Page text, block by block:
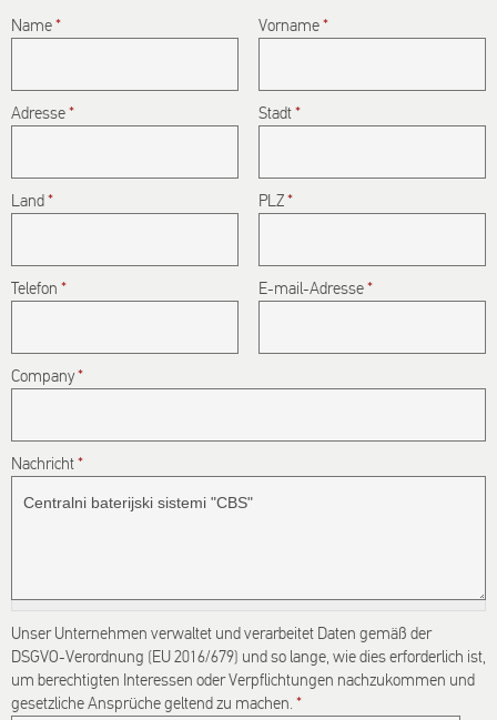
Name* Vorname*
Adresse* Stadt*
Land* PLZ*
Telefon * E-mail-Adresse*
Company*
Nachricht*
Unser Unternehmen verwaltet und verarbeitet Daten gemäß der
DSGVO-Verordnung (EU 2016/679) und so lange, wie dies erforderlich ist,
um berechtigten Interessen oder Verpflichtungen nachzukommen und
gesetzliche Ansprüche geltend zu machen. *
CAPTCHA
This question
whether or
not you are a
prevent
automated
5+2